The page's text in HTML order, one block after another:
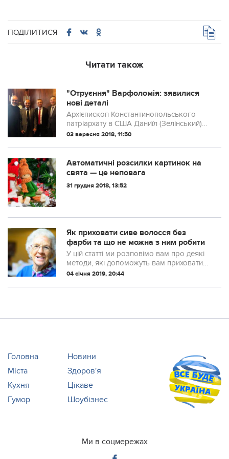
ПОДІЛИТИСЯ
Читати також
"Отруєння" Варфоломія: зявилися
нові деталі
Архієпископ Константинопольського
патріархату в США Даниїл (Зелінський)
спростував інформацію про спробу
його зустрічі в Стамбулі з патріархом
Кирило...
03 вересня 2018, 11:50
Автоматичні розсилки картинок на
свята — це неповага
31 грудня 2018, 13:52
Як приховати сиве волосся без
фарби та що не можна з ним робити
У цій статті ми розповімо вам про деякі
методи, які допоможуть вам приховати
сиве волосся, тому відвідувати
04 січня 2019, 20:44
Головна
Новини
Міста
Здоров'я
Кухня
Цікаве
Гумор
Шоубізнес
Ми в соцмережах